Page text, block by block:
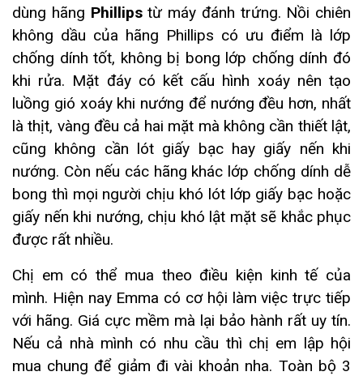
dùng hãng Phillipstừ máy đánh trứng. Nồi chiên
không dầu của hãng Phillips có ưu điểm là lớp
chống dính tốt, không bị bong lớp chống dính đó
khi rửa. Mặt đáy có kết cấu hình xoáy nên tạo
luồng gió xoáy khi nướng để nướng đều hơn, nhất
là thịt, vàng đều cả hai mặt mà không cần thiết lật,
cũng không cần lót giấy bạc hay giấy nến khi
nướng. Còn nếu các hãng khác lớp chống dính dễ
bong thì mọi người chịu khó lót lớp giấy bạc hoặc
giấy nến khi nướng, chịu khó lật mặt sẽ khắc phục
được rất nhiều.
Chị em có thể mua theo điều kiện kinh tế của
mình. Hiện nay Emma có cơ hội làm việc trực tiếp
với hãng. Giá cực mềm mà lại bảo hành rất uy tín.
Nếu cả nhà mình có nhu cầu thì chị em lập hội
mua chung để giảm đi vài khoản nha. Toàn bộ 3